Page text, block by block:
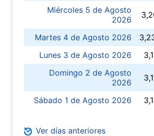
Miércoles 5 de Agosto
2026
Martes 4 de Agosto 2026
Lunes 3 de Agosto 2026
Domingo 2 de Agosto
2026
Sábado 1 de Agosto 2026
Ver días anteriores